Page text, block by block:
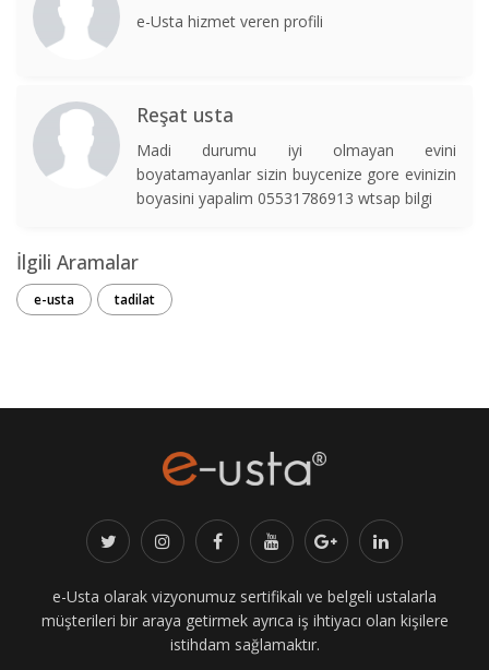
e-Usta hizmet veren profili
Reşat usta
Madi durumu iyi olmayan evini
boyatamayanlar sizin buycenize gore evinizin
boyasini yapalim 05531786913 wtsap bilgi
İlgili Aramalar
e-usta tadilat
e-Usta olarak vizyonumuz sertifikalı ve belgeli ustalarla
müşterileri bir araya getirmek ayrıca iş ihtiyacı olan kişilere
istihdam sağlamaktır.